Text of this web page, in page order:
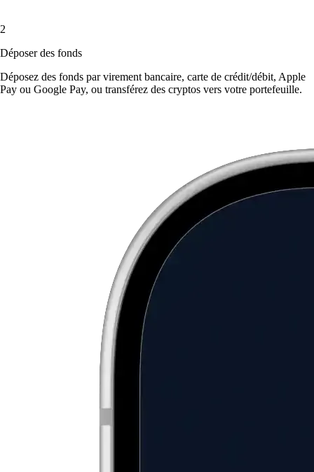
2
Déposer des fonds
Déposez des fonds par virement bancaire, carte de crédit/débit, Apple
Pay ou Google Pay, ou transférez des cryptos vers votre portefeuille.